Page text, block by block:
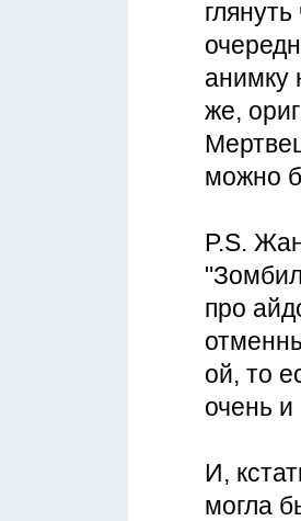
анимку
же,
можно
P.S.
про
ой, то
очень
И,
могла